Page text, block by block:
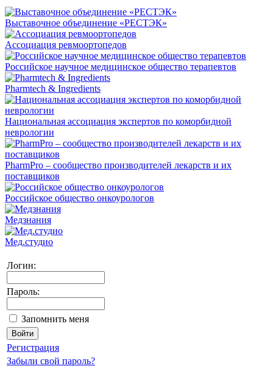
Выставочное объединение «РЕСТЭК»
Ассоциация ревмоортопедов
Российское научное медицинское общество терапевтов
Pharmtech & Ingredients
Национальная ассоциация экспертов по коморбидной
неврологии
PharmPro – сообщество производителей лекарств и их
поставщиков
Российское общество онкоурологов
Медзнания
Мед.студио
Логин:
Пароль:
Запомнить меня
Регистрация
Забыли свой пароль?